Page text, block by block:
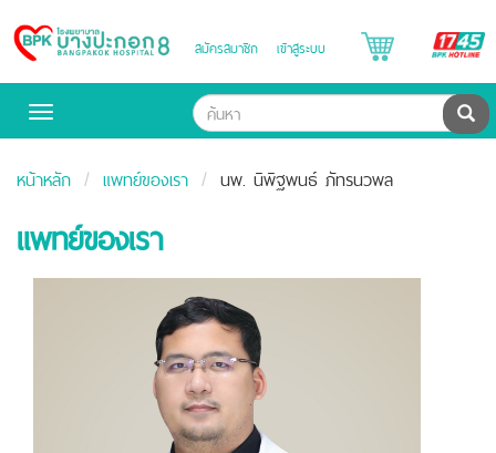
Bangpakok
Hospital
สมัครสมาชิก เข้าสู่ระบบ
Toggle
ค้น
หน้าหลัก แพทย์ของเรา นพ. นิพิฐพนธ์ ภัทรนวพล
แพทย์ของเรา